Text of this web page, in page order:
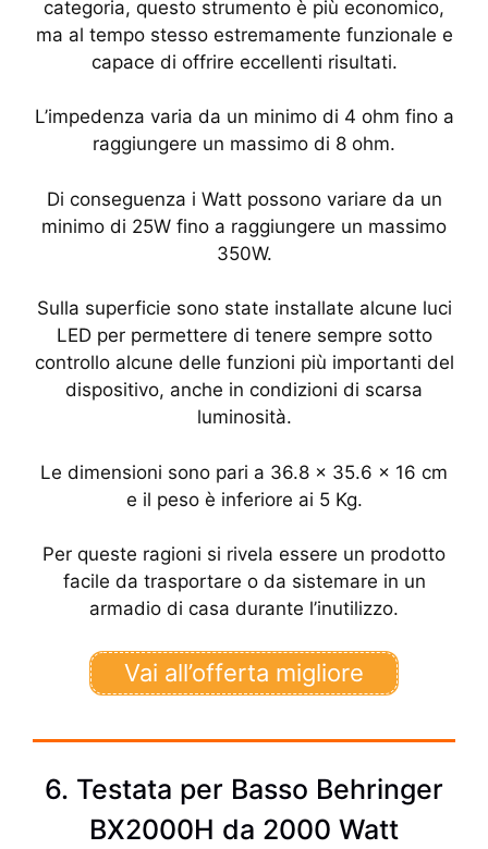
categoria, questo strumento è più economico,
ma al tempo stesso estremamente funzionale e
capace di offrire eccellenti risultati.
L’impedenza varia da un minimo di 4 ohm fino a
raggiungere un massimo di 8 ohm.
Di conseguenza i Watt possono variare da un
minimo di 25W fino a raggiungere un massimo
350W.
Sulla superficie sono state installate alcune luci
LED per permettere di tenere sempre sotto
controllo alcune delle funzioni più importanti del
dispositivo, anche in condizioni di scarsa
luminosità.
Le dimensioni sono pari a 36.8 x 35.6 x 16 cm
e il peso è inferiore ai 5 Kg.
Per queste ragioni si rivela essere un prodotto
facile da trasportare o da sistemare in un
armadio di casa durante l’inutilizzo.
Vai all’offerta migliore
6. Testata per Basso Behringer
BX2000H da 2000 Watt